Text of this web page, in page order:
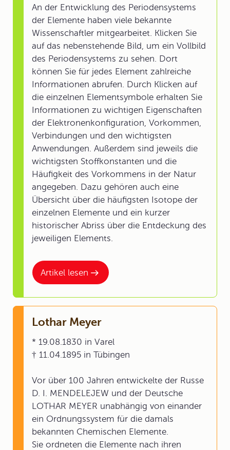
Artikel lesen
An der Entwicklung des Periodensystems
der Elemente haben viele bekannte
Wissenschaftler mitgearbeitet. Klicken Sie
auf das nebenstehende Bild, um ein Vollbild
des Periodensystems zu sehen. Dort
können Sie für jedes Element zahlreiche
Informationen abrufen. Durch Klicken auf
die einzelnen Elementsymbole erhalten Sie
Informationen zu wichtigen Eigenschaften
der Elektronenkonfiguration, Vorkommen,
Verbindungen und den wichtigsten
Anwendungen. Außerdem sind jeweils die
wichtigsten Stoffkonstanten und die
Häufigkeit des Vorkommens in der Natur
angegeben. Dazu gehören auch eine
Übersicht über die häufigsten Isotope der
einzelnen Elemente und ein kurzer
historischer Abriss über die Entdeckung des
jeweiligen Elements.
Lothar Meyer
* 19.08.1830 in Varel
† 11.04.1895 in Tübingen
Vor über 100 Jahren entwickelte der Russe
D. I. MENDELEJEW und der Deutsche
LOTHAR MEYER unabhängig von einander
ein Ordnungssystem für die damals
bekannten Chemischen Elemente.
Sie ordneten die Elemente nach ihren